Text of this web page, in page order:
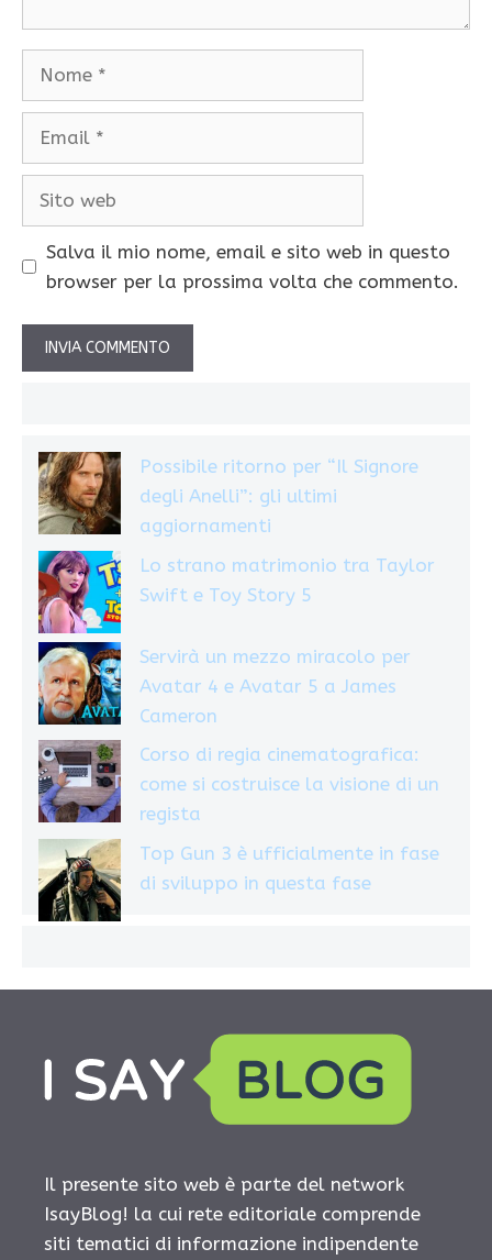
Salva il mio nome, email e sito web in questo
browser per la prossima volta che commento.
Possibile ritorno per “Il Signore
degli Anelli”: gli ultimi
aggiornamenti
Lo strano matrimonio tra Taylor
Swift e Toy Story 5
Servirà un mezzo miracolo per
Avatar 4 e Avatar 5 a James
Cameron
Corso di regia cinematografica:
come si costruisce la visione di un
regista
Top Gun 3 è ufficialmente in fase
di sviluppo in questa fase
Il presente sito web è parte del network
IsayBlog! la cui rete editoriale comprende
siti tematici di informazione indipendente